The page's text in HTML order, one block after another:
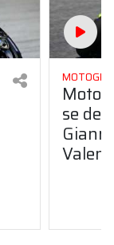
MOTOGP
se